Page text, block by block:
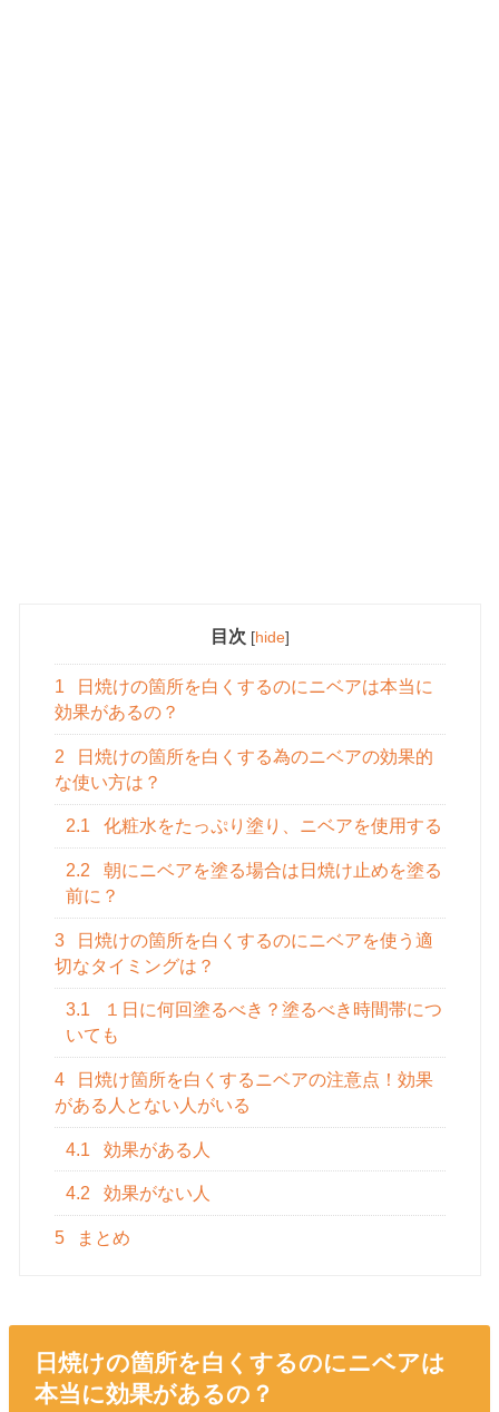
目次 [hide]
1
日焼けの箇所を白くするのにニベアは本当に
効果があるの？
2
日焼けの箇所を白くする為のニベアの効果的
な使い方は？
2.1 化粧水をたっぷり塗り、ニベアを使用する
2.2
朝にニベアを塗る場合は日焼け止めを塗る
前に？
3
日焼けの箇所を白くするのにニベアを使う適
切なタイミングは？
3.1
１日に何回塗るべき？塗るべき時間帯につ
いても
4
日焼け箇所を白くするニベアの注意点！効果
がある人とない人がいる
4.1 効果がある人
4.2 効果がない人
5 まとめ
日焼けの箇所を白くするのにニベアは
本当に効果があるの？